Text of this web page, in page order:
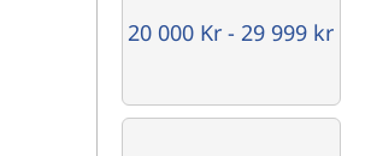
20 000 Kr - 29 999 kr